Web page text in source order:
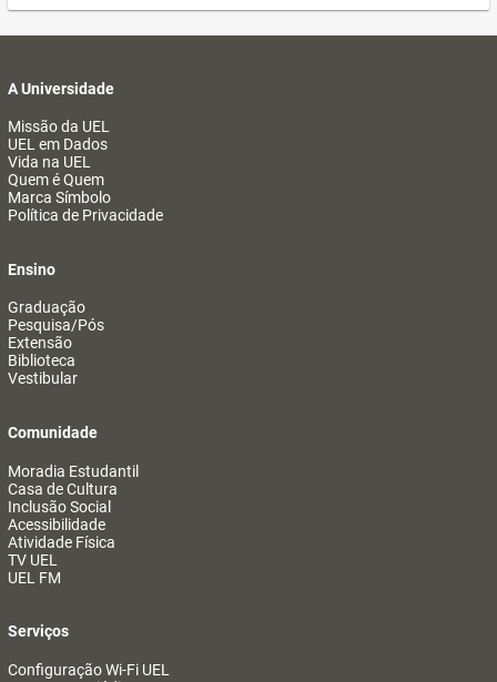
A Universidade
Missão da UEL
UEL em Dados
Vida na UEL
Quem é Quem
Marca Símbolo
Política de Privacidade
Ensino
Graduação
Pesquisa/Pós
Extensão
Biblioteca
Vestibular
Comunidade
Moradia Estudantil
Casa de Cultura
Inclusão Social
Acessibilidade
Atividade Física
TV UEL
UEL FM
Serviços
Configuração Wi-Fi UEL